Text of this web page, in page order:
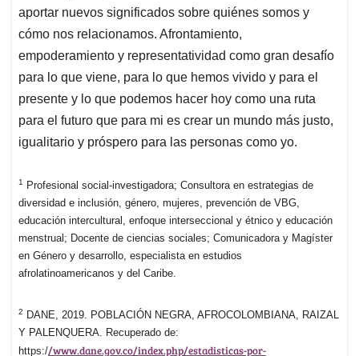
aportar nuevos significados sobre quiénes somos y
cómo nos relacionamos. Afrontamiento,
empoderamiento y representatividad como gran desafío
para lo que viene, para lo que hemos vivido y para el
presente y lo que podemos hacer hoy como una ruta
para el futuro que para mi es crear un mundo más justo,
igualitario y próspero para las personas como yo.
1
Profesional social-investigadora; Consultora en estrategias de
diversidad e inclusión, género, mujeres, prevención de VBG,
educación intercultural, enfoque interseccional y étnico y educación
menstrual; Docente de ciencias sociales; Comunicadora y Magíster
en Género y desarrollo, especialista en estudios
afrolatinoamericanos y del Caribe.
2
DANE, 2019. POBLACIÓN NEGRA, AFROCOLOMBIANA, RAIZAL
Y PALENQUERA. Recuperado de:
https://www.dane.gov.co/index.php/estadisticas-por-